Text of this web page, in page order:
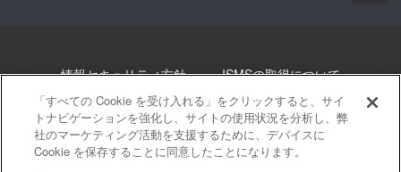
情報セキュリティ方針 ISMSの取得について
個人情報について 勧誘方針 このサイトについて
サイトマップ
「すべての Cookie を受け入れる」をクリックすると、サイ
トナビゲーションを強化し、サイトの使用状況を分析し、弊
社のマーケティング活動を支援するために、デバイスに
Cookie を保存することに同意したことになります。